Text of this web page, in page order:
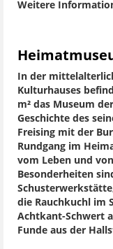
Weitere
In der
Kulturhauses
m² das Museum
Geschichte des
Freising mit der
Rundgang im
vom Leben und
Besonderheiten
die Rauchkuchl im
Achtkant-Schwert
Funde aus der